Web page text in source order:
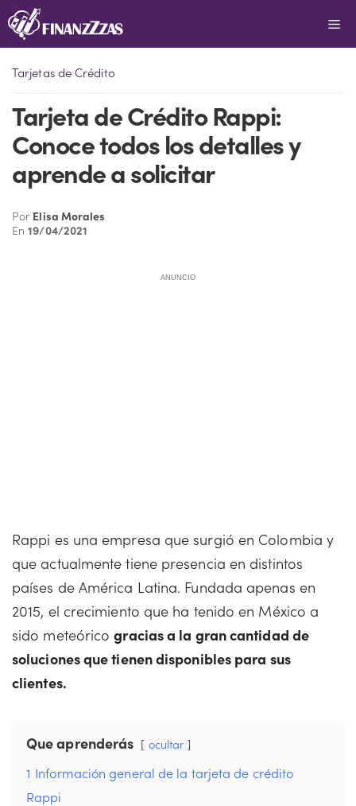
Saltar
al
Tarjetas de Crédito
Tarjeta de Crédito Rappi:
Conoce todos los detalles y
aprende a solicitar
Por Elisa Morales
En19/04/2021
ANUNCIO
Rappi es una empresa que surgió en Colombia y
que actualmente tiene presencia en distintos
países de América Latina. Fundada apenas en
2015, el crecimiento que ha tenido en México a
sido meteóricogracias a la gran cantidad de
soluciones que tienen disponibles para sus
clientes.
Que aprenderás ocultar
1 Información general de la tarjeta de crédito
Rappi